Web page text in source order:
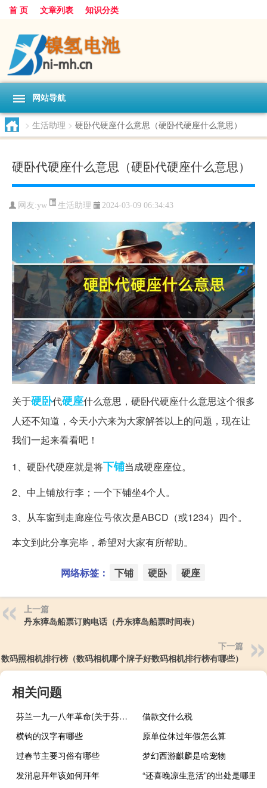
首 页 文章列表 知识分类
网站导航
> 生活助理 > 硬卧代硬座什么意思（硬卧代硬座什么意思）
硬卧代硬座什么意思（硬卧代硬座什么意思）
网友:yw 生活助理 2024-03-09 06:34:43
关于硬卧代硬座什么意思，硬卧代硬座什么意思这个很多
人还不知道，今天小六来为大家解答以上的问题，现在让
我们一起来看看吧！
1、硬卧代硬座就是将下铺当成硬座座位。
2、中上铺放行李；一个下铺坐4个人。
3、从车窗到走廊座位号依次是ABCD（或1234）四个。
本文到此分享完毕，希望对大家有所帮助。
网络标签： 下铺 硬卧 硬座
上一篇
丹东獐岛船票订购电话（丹东獐岛船票时间表）
下一篇
数码照相机排行榜（数码相机哪个牌子好数码相机排行榜有哪些）
相关问题
芬兰一九一八年革命(关于芬兰一九一八年革命简述)
借款交什么税
横钩的汉字有哪些
原单位休过年假怎么算
过春节主要习俗有哪些
梦幻西游麒麟是啥宠物
发消息拜年该如何拜年
“还喜晚凉生意活”的出处是哪里